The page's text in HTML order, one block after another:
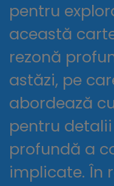
pentru
această
rezonă
astăzi, pe
abordează
pentru
profundă a
implicate. În